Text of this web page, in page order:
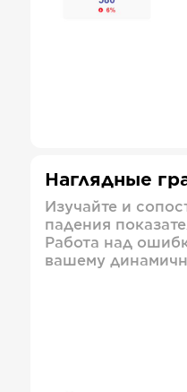
Наглядные
Изучайте и
падения
Работа над
вашему